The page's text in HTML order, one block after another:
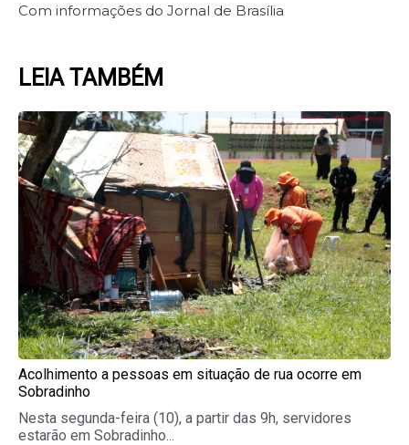
Com informações do Jornal de Brasília
LEIA TAMBÉM
Acolhimento a pessoas em situação de rua ocorre em
Sobradinho
Nesta segunda-feira (10), a partir das 9h, servidores
estarão em Sobradinho...
Page PagePagePagePage